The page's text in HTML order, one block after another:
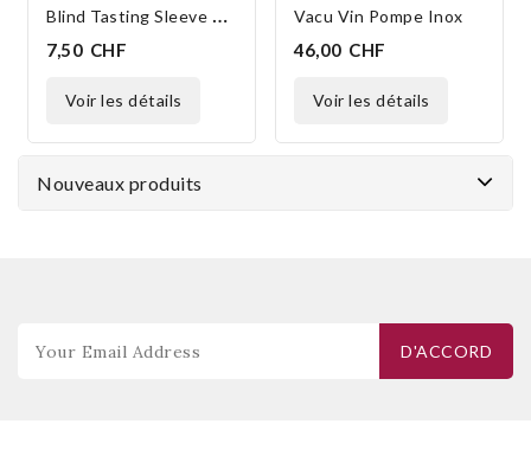
B
Lind Tasting Sleeve Bleu
7,50 CHF
voir les détails
Vacu Vin Pompe Inox
46,00 CHF
voir les détails
Nouveaux produits